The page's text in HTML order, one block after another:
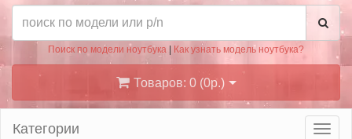
Поиск по модели ноутбука Как узнать модель ноутбука?
Товаров: 0 (0р.)
Категории